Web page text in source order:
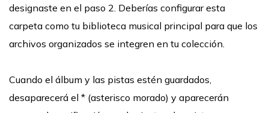
designaste en el paso 2. Deberías configurar esta
carpeta como tu biblioteca musical principal para que los
archivos organizados se integren en tu colección.
Cuando el álbum y las pistas estén guardados,
desaparecerá el * (asterisco morado) y aparecerán